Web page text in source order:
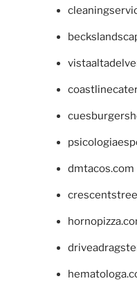
dmtacos.com